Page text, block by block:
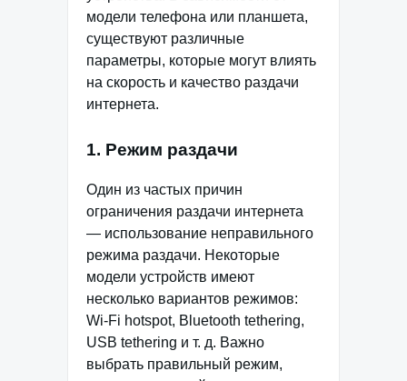
модели телефона или планшета,
существуют различные
параметры, которые могут влиять
на скорость и качество раздачи
интернета.
1. Режим раздачи
Один из частых причин
ограничения раздачи интернета
— использование неправильного
режима раздачи. Некоторые
модели устройств имеют
несколько вариантов режимов:
Wi-Fi hotspot, Bluetooth tethering,
USB tethering и т. д. Важно
выбрать правильный режим,